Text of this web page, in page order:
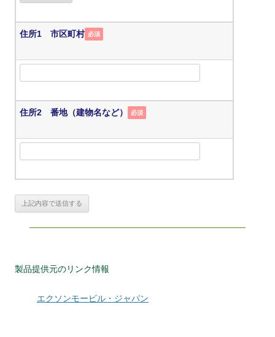
住所1 市区町村 必須
住所2 番地（建物名など） 必須
製品提供元のリンク情報
エクソンモービル・ジャパン